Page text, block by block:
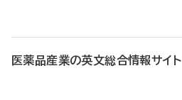
医薬品産業の英文総合情報サイト